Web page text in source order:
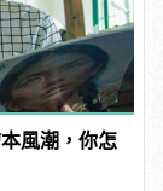
風潮，你怎